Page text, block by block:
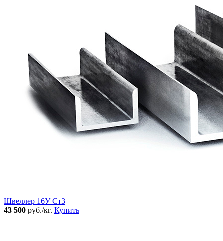
Швеллер 16У Ст3
43 500 руб./кг. Купить